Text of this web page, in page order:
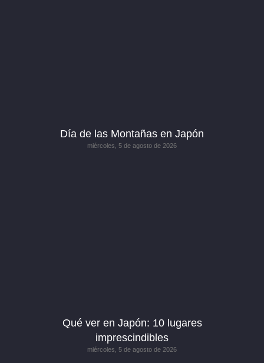
Día de las Montañas en Japón
miércoles, 5 de agosto de 2026
Qué ver en Japón: 10 lugares
imprescindibles
miércoles, 5 de agosto de 2026